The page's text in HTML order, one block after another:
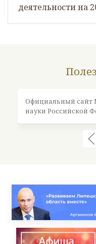
деятельности на
Официальный сайт
науки Российской